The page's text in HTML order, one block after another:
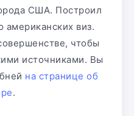
США. Построил
американских виз.
чтобы
источниками. Вы
на странице об
.